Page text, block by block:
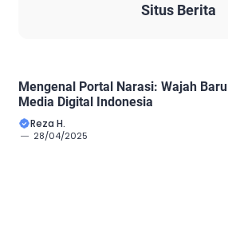
Situs Berita
Mengenal Portal Narasi: Wajah Baru
Media Digital Indonesia
Reza H.
28/04/2025